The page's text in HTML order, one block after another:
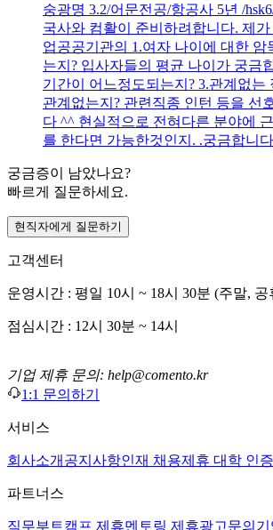
숭광명 3.2/어문전공/항공사 5년 /
국사와 컴활이 준비하려합니다. 제가
업공공기관의 1.여자 나이에 대한 암
는지? 입사자들의 평균 나이가 궁금
기간이 어느정도되는지? 3.관계없는
관계없는지? 관련직종 인턴 등을 선
다 ^^ 현실적으로 전혀다른 분야에
를 한다면 가능한것인지. .궁금합니다
궁금증이 남았나요?
빠르게 질문하세요.
현직자에게 질문하기
고객센터
운영시간 : 평일 10시 ~ 18시 30분 (주말,
점심시간 : 12시 30분 ~ 14시
기업 제휴 문의: help@comento.kr
1:1 문의하기
서비스
회사소개 공지사항인재 채용제휴 대학 인증
파트너스
직무부트캠프 제휴멘토링 제휴광고문의